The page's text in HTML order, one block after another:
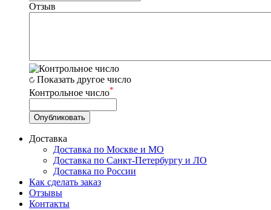
Отзыв
Показать другое число
Контрольное число*
Доставка
Доставка по Москве и МО
Доставка по Санкт-Петербургу и ЛО
Доставка по России
Как сделать заказ
Отзывы
Контакты